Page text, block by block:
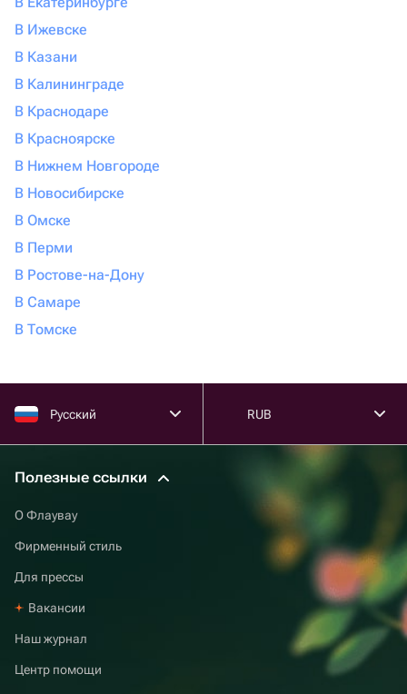
В Ижевске
В Казани
В Калининграде
В Краснодаре
В Красноярске
В Нижнем Новгороде
В Новосибирске
В Омске
В Перми
В Ростове-на-Дону
В Самаре
В Томске
Русский RUB
Полезные ссылки
О Флаувау
Фирменный стиль
Для прессы
Вакансии
Наш журнал
Центр помощи